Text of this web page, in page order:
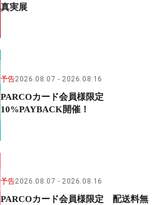
真実展
予告2026.08.07 2026.08.16
PARCOカード会員様限定
10%PAYBACK開催！
予告2026.08.07 2026.08.16
PARCOカード会員様限定 配送料無